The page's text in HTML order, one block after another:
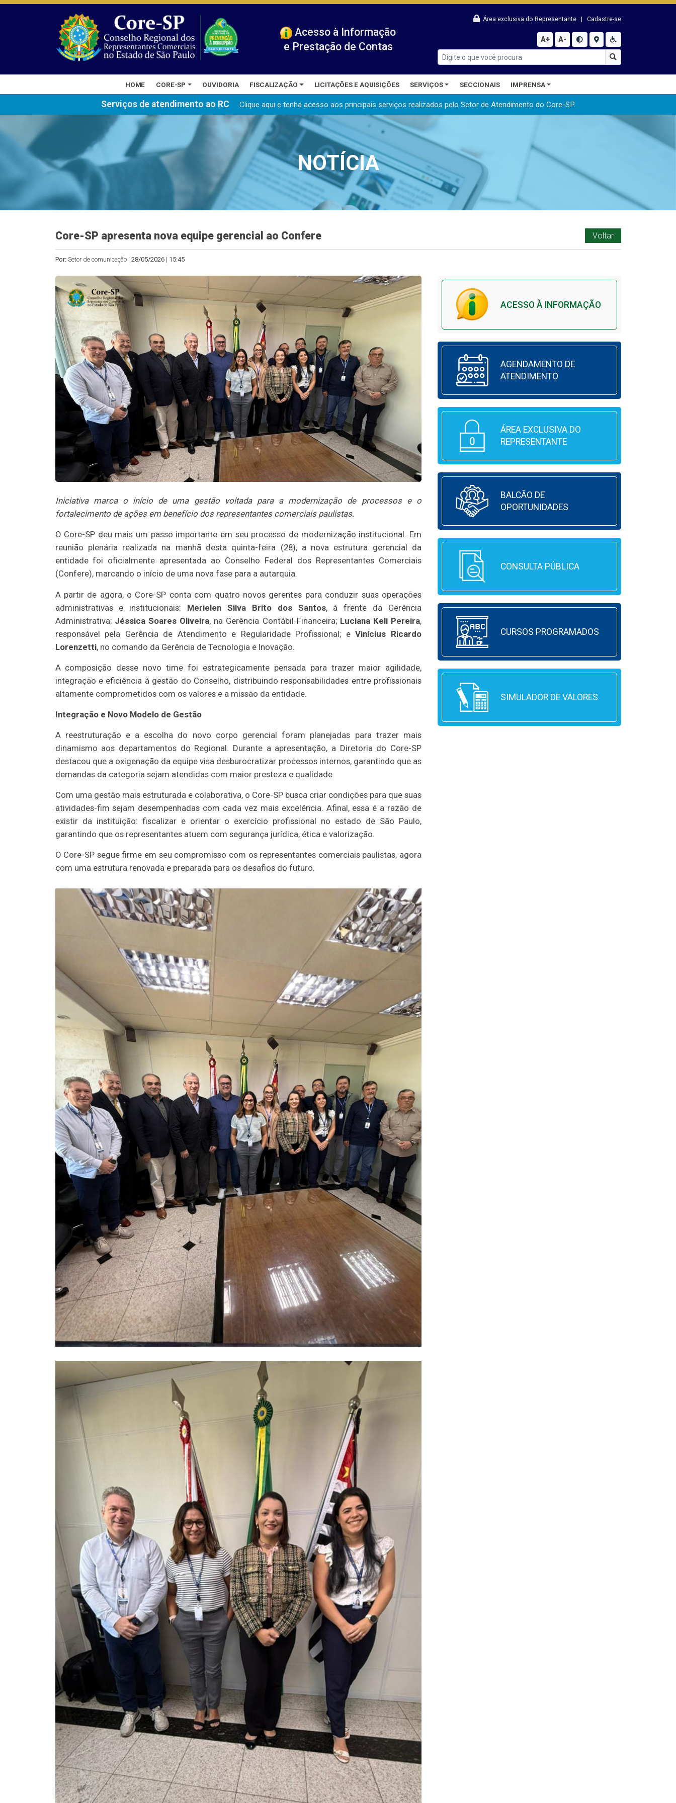
Acesso à Informação
e Prestação de Contas
Área exclusiva do Representante Cadastre-se
A+ A-
HOME CORE-SP OUVIDORIA FISCALIZAÇÃO LICITAÇÕES E AQUISIÇÕES SERVIÇOS SECCIONAIS IMPRENSA
Serviços de atendimento ao RC Clique aqui e tenha acesso aos principais serviços realizados pelo Setor de Atendimento do Core-SP.
NOTÍCIA
Core-SP apresenta nova equipe gerencial ao Confere Voltar
Por: Setor de comunicação | 28/05/2026| 15:45
Iniciativa marca o início de uma gestão voltada para a modernização de processos e o
fortalecimento de ações em benefício dos representantes comerciais paulistas.
O Core-SP deu mais um passo importante em seu processo de modernização institucional. Em
reunião plenária realizada na manhã desta quinta-feira (28), a nova estrutura gerencial da
entidade foi oficialmente apresentada ao Conselho Federal dos Representantes Comerciais
(Confere), marcando o início de uma nova fase para a autarquia.
A partir de agora, o Core-SP conta com quatro novos gerentes para conduzir suas operações
administrativas e institucionais: Merielen Silva Brito dos Santos, à frente da Gerência
Administrativa; Jéssica Soares Oliveira, na Gerência Contábil-Financeira; Luciana Keli Pereira,
responsável pela Gerência de Atendimento e Regularidade Profissional; eVinícius Ricardo
Lorenzetti, no comando da Gerência de Tecnologia e Inovação.
A composição desse novo time foi estrategicamente pensada para trazer maior agilidade,
integração e eficiência à gestão do Conselho, distribuindo responsabilidades entre profissionais
altamente comprometidos com os valores e a missão da entidade.
Integração e Novo Modelo de Gestão
A reestruturação e a escolha do novo corpo gerencial foram planejadas para trazer mais
dinamismo aos departamentos do Regional. Durante a apresentação, a Diretoria do Core-SP
destacou que a oxigenação da equipe visa desburocratizar processos internos, garantindo que as
demandas da categoria sejam atendidas com maior presteza e qualidade.
Com uma gestão mais estruturada e colaborativa, o Core-SP busca criar condições para que suas
atividades-fim sejam desempenhadas com cada vez mais excelência. Afinal, essa é a razão de
existir da instituição: fiscalizar e orientar o exercício profissional no estado de São Paulo,
garantindo que os representantes atuem com segurança jurídica, ética e valorização.
O Core-SP segue firme em seu compromisso com os representantes comerciais paulistas, agora
com uma estrutura renovada e preparada para os desafios do futuro.
ACESSO À INFORMAÇÃO
AGENDAMENTO DE
ATENDIMENTO
ÁREA EXCLUSIVA DO
REPRESENTANTE
BALCÃO DE
OPORTUNIDADES
CONSULTA PÚBLICA
CURSOS PROGRAMADOS
SIMULADOR DE VALORES